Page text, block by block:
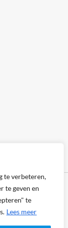
te verbeteren,
te geven en
te
Lees meer